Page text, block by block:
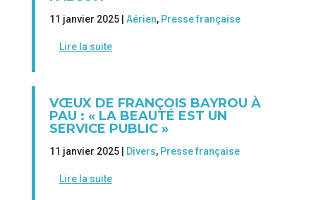
11 janvier 2025 | Aérien, Presse française
Lire la suite
VŒUX DE FRANÇOIS BAYROU À
PAU : « LA BEAUTÉ EST UN
SERVICE PUBLIC »
11 janvier 2025 | Divers, Presse française
Lire la suite